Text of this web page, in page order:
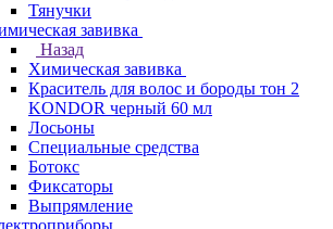
Тянучки
завивка
Назад
Химическая завивка
Краситель для волос и бороды тон 2
KONDOR черный 60 мл
Лосьоны
Специальные средства
Ботокс
Фиксаторы
Выпрямление